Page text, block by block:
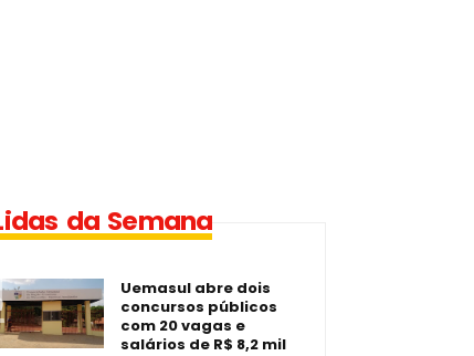
da Semana
MA
Uemasul abre dois
concursos públicos
com 20 vagas e
salários de R$ 8,2 mil